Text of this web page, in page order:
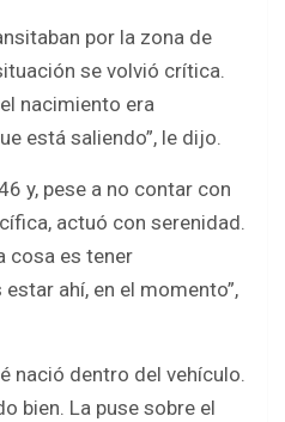
por la zona de
se volvió crítica.
nacimiento era
está saliendo”, le dijo.
y, pese a no contar con
actuó con serenidad.
cosa es tener
ahí, en el momento”,
nació dentro del vehículo.
bien. La puse sobre el